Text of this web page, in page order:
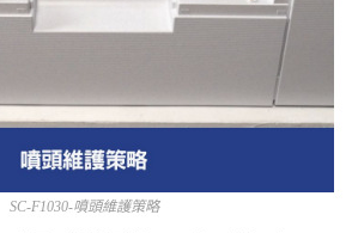
SC-F1030-噴頭維護策略